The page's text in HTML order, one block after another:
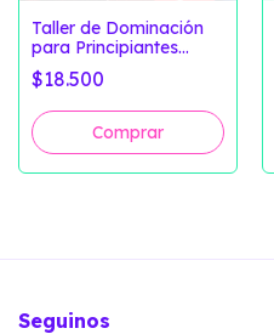
Taller de Dominación
para Principiantes
(Clases Grabadas +
Material Extra)
$18.500
Seguinos